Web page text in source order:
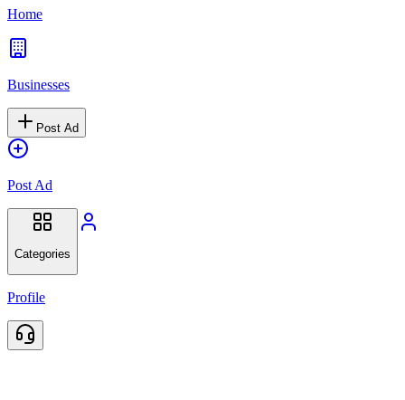
Home
Businesses
Post Ad
Post Ad
Categories
Profile